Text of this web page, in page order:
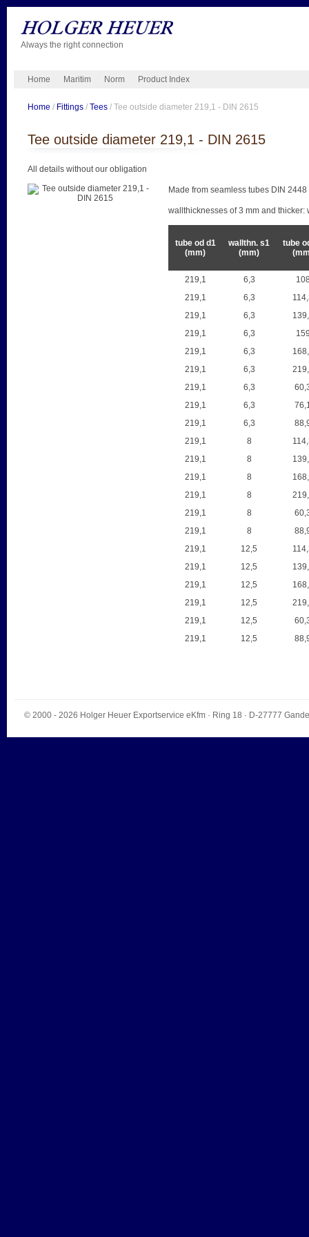
Always the right connection
Home Maritim Norm Product Index
Home / Fittings/ Tees/ Tee outside diameter 219,1 - DIN 2615
Tee outside diameter 219,1 - DIN 2615
All details without our obligation
Made from seamless tubes DIN
wallthicknesses of 3 mm and
tube od d1
(mm)
wallthn. s1
(mm)
tube
219,1 6,3
219,1
6,3
219,1
6,3
219,1
6,3
219,1
6,3
219,1
6,3
219,1
6,3
219,1
6,3
219,1
6,3
219,1
8
219,1
8
219,1
8
219,1
8
219,1
8
219,1
8
219,1
12,5
219,1
12,5
219,1
12,5
219,1
12,5
219,1
12,5
219,1
12,5
© 2000 - 2026 Holger Heuer Exportservice eKfm· Ring 18 · D-27777